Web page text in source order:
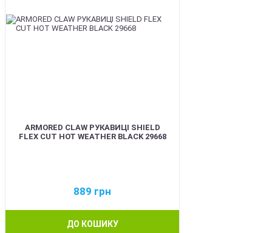
ARMORED CLAW РУКАВИЦІ SHIELD
FLEX CUT HOT WEATHER BLACK 29668
889 грн
ДО КОШИКУ